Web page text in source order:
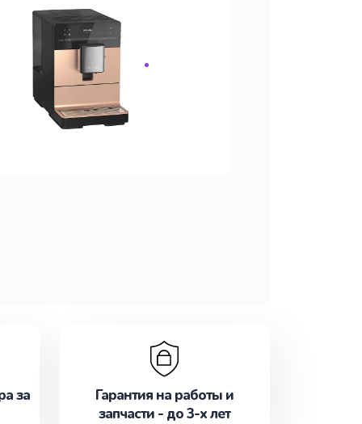
за
Гарантия на работы и
запчасти - до 3-х лет